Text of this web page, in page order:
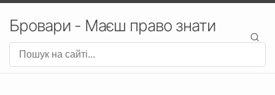
Бровари - Маєш право знати